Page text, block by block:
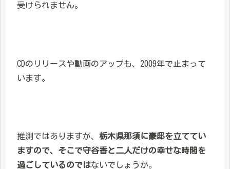
受けられません。
CDのリリースや動画のアップも、2009年で止まって
います。
推測ではありますが、 栃木県那須に豪邸を立ててい
ますので、そこで守谷香と二人だけの幸せな時間を
過ごしているのではないでしょうか。